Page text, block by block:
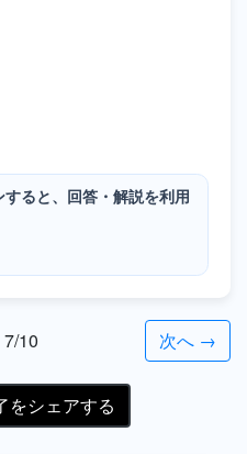
ると、回答・解説を利用
10 次へ →
をシェアする